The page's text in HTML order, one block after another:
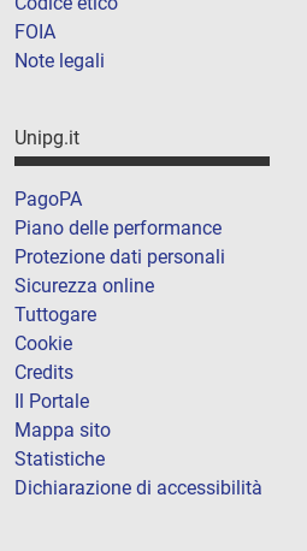
FOIA
Note legali
Unipg.it
PagoPA
Piano delle performance
Protezione dati personali
Sicurezza online
Tuttogare
Cookie
Credits
Il Portale
Mappa sito
Statistiche
Dichiarazione di accessibilità